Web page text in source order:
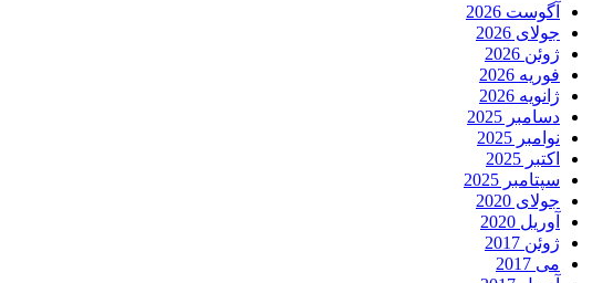
آگوست 2026
جولای 2026
ژوئن 2026
فوریه 2026
ژانویه 2026
دسامبر 2025
نوامبر 2025
اکتبر 2025
سپتامبر 2025
جولای 2020
آوریل 2020
ژوئن 2017
می 2017